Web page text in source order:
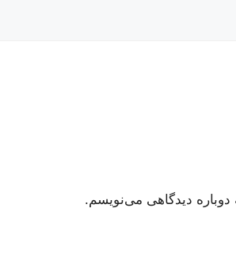
دوباره دیدگاهی می‌نویسم.